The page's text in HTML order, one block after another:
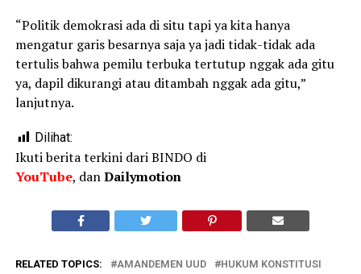
“Politik demokrasi ada di situ tapi ya kita hanya
mengatur garis besarnya saja ya jadi tidak-tidak ada
tertulis bahwa pemilu terbuka tertutup nggak ada gitu
ya, dapil dikurangi atau ditambah nggak ada gitu,”
lanjutnya.
Dilihat:
Ikuti berita terkini dari BINDO di
YouTube, danDailymotion
RELATED TOPICS: AMANDEMEN UUD
HUKUM KONSTITUSI